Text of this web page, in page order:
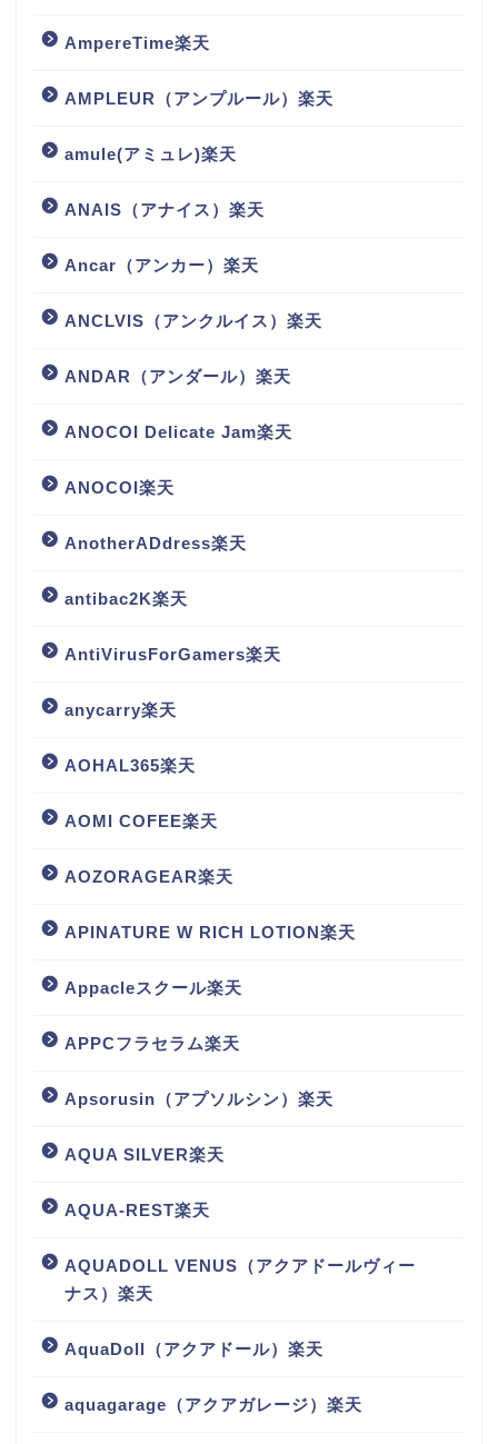
AmpereTime楽天
AMPLEUR（アンプルール）楽天
amule(アミュレ)楽天
ANAIS（アナイス）楽天
Ancar（アンカー）楽天
ANCLVIS（アンクルイス）楽天
ANDAR（アンダール）楽天
ANOCOI Delicate Jam楽天
ANOCOI楽天
AnotherADdress楽天
antibac2K楽天
AntiVirusForGamers楽天
anycarry楽天
AOHAL365楽天
AOMI COFEE楽天
AOZORAGEAR楽天
APINATURE W RICH LOTION楽天
Appacleスクール楽天
APPCフラセラム楽天
Apsorusin（アプソルシン）楽天
AQUA SILVER楽天
AQUA-REST楽天
AQUADOLL VENUS（アクアドールヴィー
ナス）楽天
AquaDoll（アクアドール）楽天
aquagarage（アクアガレージ）楽天